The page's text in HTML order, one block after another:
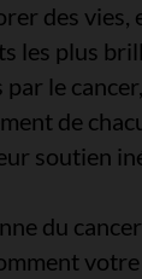
des
plus
le
de
soutien
du